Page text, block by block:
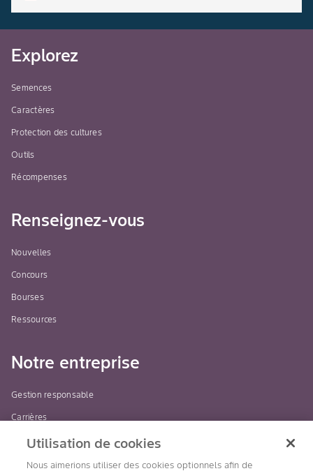
Explorez
Semences
Caractères
Protection des cultures
Outils
Récompenses
Renseignez-vous
Nouvelles
Concours
Bourses
Ressources
Notre entreprise
Gestion responsable
Carrières
Restez connecté
Utilisation de cookies
Nous aimerions utiliser des cookies optionnels afin de